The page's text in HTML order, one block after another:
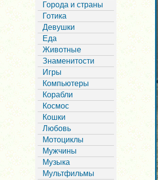
Города и страны
Готика
Девушки
Еда
Животные
Знаменитости
Игры
Компьютеры
Корабли
Космос
Кошки
Любовь
Мотоциклы
Мужчины
Музыка
Мультфильмы